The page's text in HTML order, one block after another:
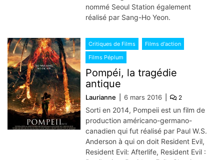
nommé Seoul Station également
réalisé par Sang-Ho Yeon.
Critiques de Films
Films d'action
Films Péplum
Pompéi, la tragédie
antique
Laurianne 6 mars 2016 2
Sorti en 2014, Pompeii est un film de
production américano-germano-
canadien qui fut réalisé par Paul W.S.
Anderson à qui on doit Resident Evil,
Resident Evil: Afterlife, Resident Evil :